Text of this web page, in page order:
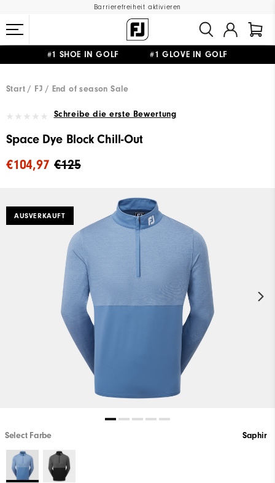
Barrierefreiheit aktivieren
#1 SHOE IN GOLF #1 GLOVE IN GOLF
Start
FJ End of season Sale
Schreibe die erste Bewertung
Space Dye Block Chill-Out
€125
€104,97
AUSVERKAUFT
Select Farbe Saphir